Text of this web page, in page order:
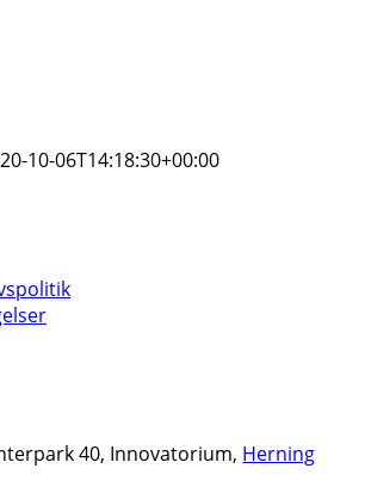
10-06T14:18:30+00:00
40, Innovatorium, Herning